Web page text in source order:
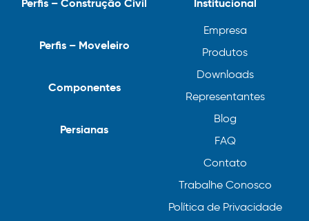
Institucional
Empresa
Produtos
Downloads
Representantes
Blog
FAQ
Contato
Trabalhe Conosco
Política de Privacidade
Perfis – Construção Civil
Perfis – Moveleiro
Componentes
Persianas